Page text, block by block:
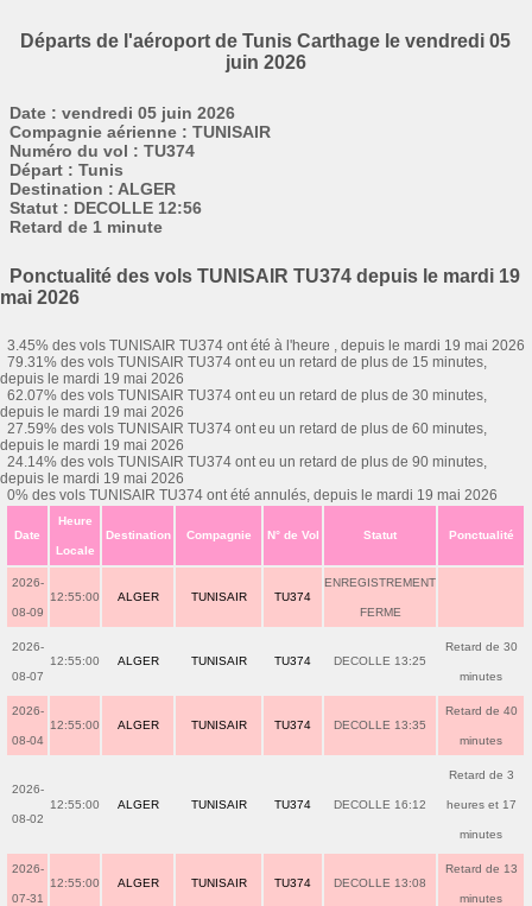
Départs de l'aéroport de Tunis Carthage le vendredi 05
juin 2026
Date : vendredi 05 juin 2026
Compagnie aérienne : TUNISAIR
Numéro du vol : TU374
Départ : Tunis
Destination : ALGER
Statut : DECOLLE 12:56
Retard de 1 minute
Ponctualité des vols TUNISAIR TU374 depuis le mardi 19
mai 2026
3.45% des vols TUNISAIR TU374 ont été à l'heure , depuis le mardi 19 mai 2026
79.31% des vols TUNISAIR TU374 ont eu un retard de plus de 15 minutes,
depuis le mardi 19 mai 2026
62.07% des vols TUNISAIR TU374 ont eu un retard de plus de 30 minutes,
depuis le mardi 19 mai 2026
27.59% des vols TUNISAIR TU374 ont eu un retard de plus de 60 minutes,
depuis le mardi 19 mai 2026
24.14% des vols TUNISAIR TU374 ont eu un retard de plus de 90 minutes,
depuis le mardi 19 mai 2026
0% des vols TUNISAIR TU374 ont été annulés, depuis le mardi 19 mai 2026
Date
Heure
Locale
Destination Compagnie N° de Vol Statut Ponctualité
2026-
08-09
12:55:00 ALGER TUNISAIR TU374
ENREGISTREMENT
FERME
2026-
08-07
12:55:00 ALGER TUNISAIR TU374 DECOLLE 13:25
Retard de 30
minutes
2026-
08-04
12:55:00 ALGER TUNISAIR TU374 DECOLLE 13:35
Retard de 40
minutes
2026-
08-02
12:55:00 ALGER TUNISAIR TU374 DECOLLE 16:12
Retard de 3
heures et 17
minutes
2026-
07-31
12:55:00 ALGER TUNISAIR TU374 DECOLLE 13:08
Retard de 13
minutes